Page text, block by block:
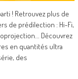
! Retrouvez plus de
de prédilection : Hi-Fi,
Découvrez
en quantités ultra
des